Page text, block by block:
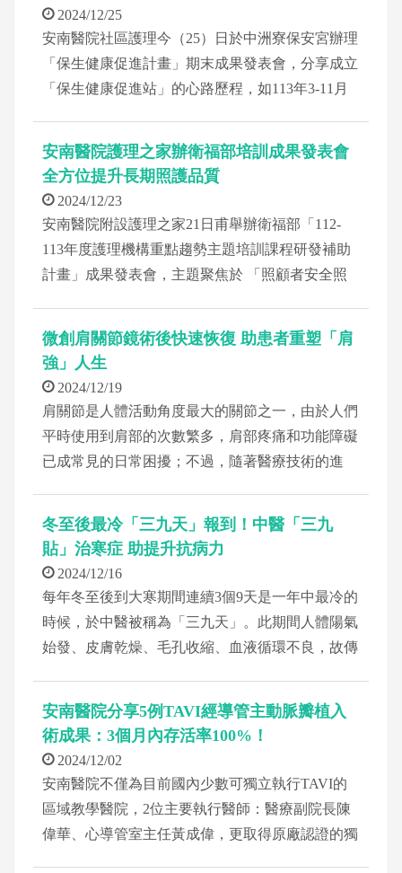
2024/12/25
安南醫院社區護理今（25）日於中洲寮保安宮辦理
「保生健康促進計畫」期末成果發表會，分享成立
「保生健康促進站」的心路歷程，如113年3-11月
重要性，進而鼓勵社區長者走出家門，積極參與社
區健康促進活動，從中維持身體活動能力之餘，實
現健康老化和活躍生活的目標。
安南醫院護理之家辦衛福部培訓成果發表會
全方位提升長期照護品質
2024/12/23
安南醫院附設護理之家21日甫舉辦衛福部「112-
113年度護理機構重點趨勢主題培訓課程研發補助
計畫」成果發表會，主題聚焦於 「照顧者安全照
足部護理發展與實務，並透過受訓學員實務分享，
展現計畫執行後的成功經驗，像是如何以實證為基
礎建構課程模組，將之應用於臨床照護工作，助力
照護者更有效率且安全地執行職務。
微創肩關節鏡術後快速恢復 助患者重塑「肩
強」人生
2024/12/19
肩關節是人體活動角度最大的關節之一，由於人們
平時使用到肩部的次數繁多，肩部疼痛和功能障礙
已成常見的日常困擾；不過，隨著醫療技術的進
患者術後快速恢復，重返正常生活。
冬至後最冷「三九天」報到！中醫「三九
貼」治寒症 助提升抗病力
2024/12/16
每年冬至後到大寒期間連續3個9天是一年中最冷的
時候，於中醫被稱為「三九天」。此期間人體陽氣
始發、皮膚乾燥、毛孔收縮、血液循環不良，故傳
體內的效果會較平時好。這種在特定穴位上敷貼以
治療寒症的方法，便稱為「三九貼」。
安南醫院分享5例TAVI經導管主動脈瓣植入
術成果：3個月內存活率100%！
2024/12/02
安南醫院不僅為目前國內少數可獨立執行TAVI的
區域教學醫院，2位主要執行醫師：醫療副院長陳
偉華、心導管室主任黃成偉，更取得原廠認證的獨